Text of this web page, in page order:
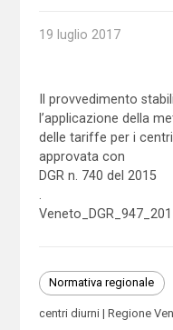
19 luglio 2017
Il provvedimento
l’applicazione della
delle tariffe per i
approvata con
DGR n. 740 del 2015
Normativa regionale
centri diurni Regione